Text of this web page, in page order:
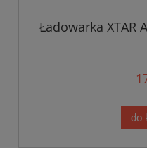
Ładowarka XTAR
do